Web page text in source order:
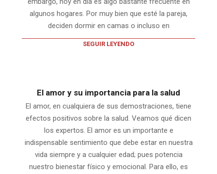
algunos hogares. Por muy bien que esté la pareja,
deciden dormir en camas o incluso en
SEGUIR LEYENDO
El amor y su importancia para la salud
El amor, en cualquiera de sus demostraciones, tiene
efectos positivos sobre la salud. Veamos qué dicen
los expertos. El amor es un importante e
indispensable sentimiento que debe estar en nuestra
vida siempre y a cualquier edad; pues potencia
nuestro bienestar físico y emocional. Para ello, es